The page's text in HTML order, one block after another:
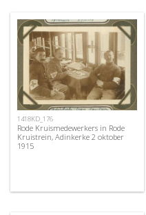
1418KD_176
Rode Kruismedewerkers in Rode
Kruistrein, Adinkerke 2 oktober
1915